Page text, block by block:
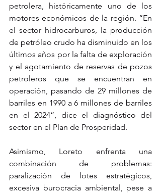
petrolera, históricamente uno de los
motores económicos de la región. “En
el sector hidrocarburos, la producción
de petróleo crudo ha disminuido en los
últimos años por la falta de exploración
y el agotamiento de reservas de pozos
petroleros que se encuentran en
operación, pasando de 29 millones de
barriles en 1990 a 6 millones de barriles
en el 2024”, dice el diagnóstico del
sector en el Plan de Prosperidad.
Asimismo, Loreto enfrenta una
combinación de problemas:
paralización de lotes estratégicos,
excesiva burocracia ambiental, pese a